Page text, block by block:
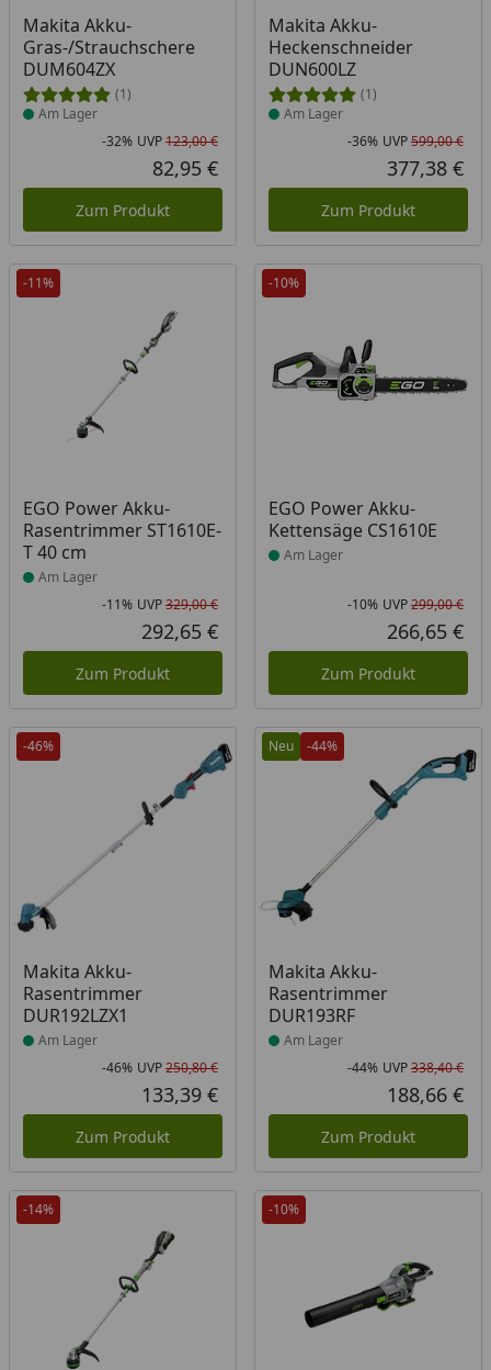
Makita Akku-
Gras-/Strauchschere
DUM604ZX
(1)
Produkt am Lager
Am Lager
Rabatt in Prozent
-32%
Ursprünglicher Preis
UVP123,00 €
Aktueller Preis
82,95 €
Zum Produkt
Makita Akku-
Heckenschneider
DUN600LZ
(1)
Produkt am Lager
Am Lager
-36% UVP599,00 €
377,38 €
Zum Produkt
-11%
EGO Power Akku-
Rasentrimmer ST1610E-
T 40 cm
Produkt am Lager
Am Lager
Rabatt in Prozent
-11%
Ursprünglicher Preis
UVP329,00 €
Aktueller Preis
292,65 €
Zum Produkt
-10%
EGO Power Akku-
Kettensäge CS1610E
Produkt am Lager
Am Lager
-10% UVP299,00 €
266,65 €
Zum Produkt
-46%
Makita Akku-
Rasentrimmer
DUR192LZX1
Produkt am Lager
Am Lager
Rabatt in Prozent
-46%
Ursprünglicher Preis
UVP250,80 €
Aktueller Preis
133,39 €
Zum Produkt
Neu -44%
Makita Akku-
Rasentrimmer
DUR193RF
Produkt am Lager
Am Lager
-44% UVP338,40 €
188,66 €
Zum Produkt
-14% -10%